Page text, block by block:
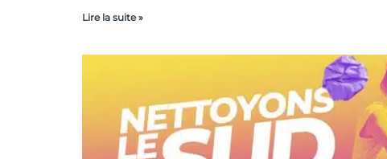
Lire la suite »